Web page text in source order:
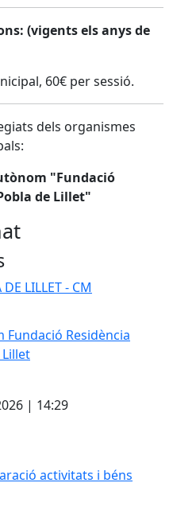
(vigents els anys de
60€ per sessió.
dels organismes
"Fundació
de Lillet"
DE LILLET - CM
Residència
| 14:29
activitats i béns